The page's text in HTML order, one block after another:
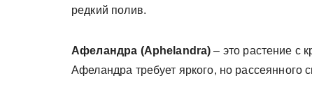
редкий полив.
Афеландра (Aphelandra) – это растение с
Афеландра требует яркого, но рассеянного